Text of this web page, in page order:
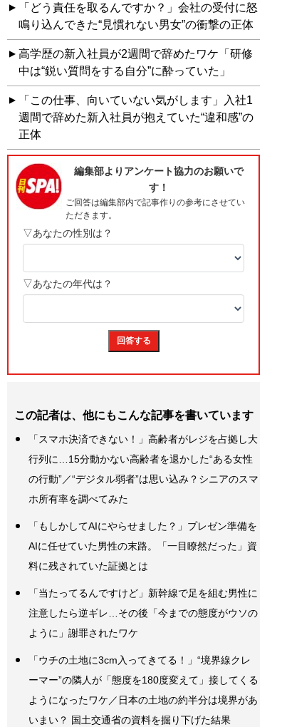
「どう責任を取るんですか？」会社の受付に怒
鳴り込んできた“見慣れない男女”の衝撃の正体
高学歴の新入社員が2週間で辞めたワケ「研修
中は“鋭い質問をする自分”に酔っていた」
「この仕事、向いていない気がします」入社1
週間で辞めた新入社員が抱えていた“違和感”の
正体
この記者は、他にもこんな記事を書いています
「スマホ決済できない！」高齢者がレジを占拠し大
行列に…15分動かない高齢者を退かした“ある女性
の行動”／“デジタル弱者”は思い込み？シニアのスマ
ホ所有率を調べてみた
「もしかしてAIにやらせました？」プレゼン準備を
AIに任せていた男性の末路。「一目瞭然だった」資
料に残されていた証拠とは
「当たってるんですけど」新幹線で足を組む男性に
注意したら逆ギレ…その後「今までの態度がウソの
ように」謝罪されたワケ
「ウチの土地に3cm入ってきてる！」“境界線クレ
ーマー”の隣人が「態度を180度変えて」接してくる
ようになったワケ／日本の土地の約半分は境界があ
いまい？ 国土交通省の資料を掘り下げた結果